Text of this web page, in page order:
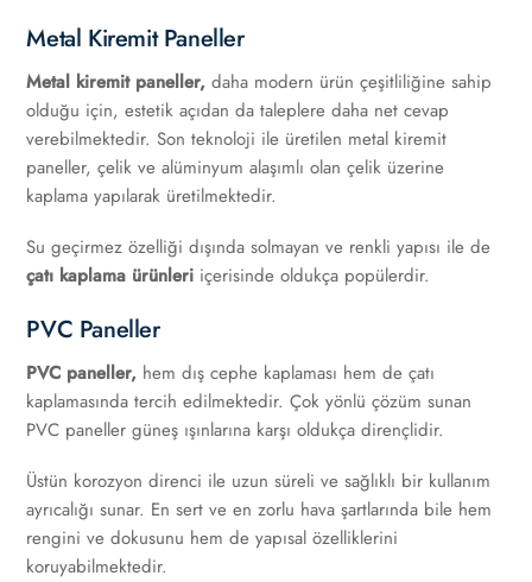
Metal Kiremit Paneller
Metal kiremit paneller, daha modern ürün çeşitliliğine sahip
olduğu için, estetik açıdan da taleplere daha net cevap
verebilmektedir. Son teknoloji ile üretilen metal kiremit
paneller, çelik ve alüminyum alaşımlı olan çelik üzerine
kaplama yapılarak üretilmektedir.
Su geçirmez özelliği dışında solmayan ve renkli yapısı ile de
çatı kaplama ürünleri içerisinde oldukça popülerdir.
PVC Paneller
PVC paneller, hem dış cephe kaplaması hem de çatı
kaplamasında tercih edilmektedir. Çok yönlü çözüm sunan
PVC paneller güneş ışınlarına karşı oldukça dirençlidir.
Üstün korozyon direnci ile uzun süreli ve sağlıklı bir kullanım
ayrıcalığı sunar. En sert ve en zorlu hava şartlarında bile hem
rengini ve dokusunu hem de yapısal özelliklerini
koruyabilmektedir.